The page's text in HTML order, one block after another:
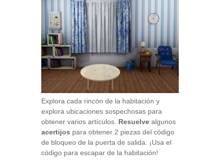
Explora cada rincón de la habitación y
explora ubicaciones sospechosas para
obtener varios artículos. Resuelve algunos
acertijos para obtener 2 piezas del código
de bloqueo de la puerta de salida. ¡Usa el
código para escapar de la habitación!